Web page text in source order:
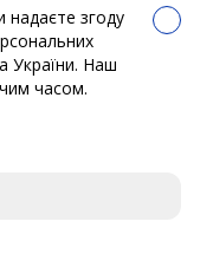
згоду
України. Наш
часом.